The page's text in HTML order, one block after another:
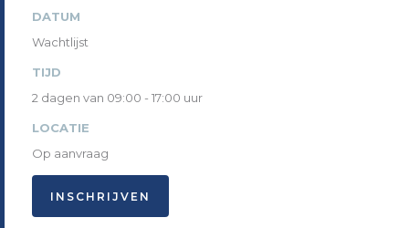
DATUM
Wachtlijst
TIJD
2 dagen van 09:00 - 17:00 uur
LOCATIE
Op aanvraag
INSCHRIJVEN